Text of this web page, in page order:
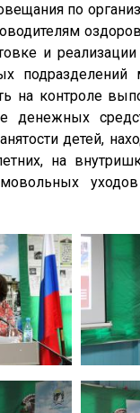
по
и
на контроле
денежных
детей,
на